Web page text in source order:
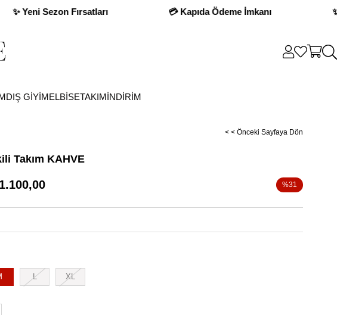
Sezon Fırsatları 💳 Kapıda Ödeme İmkanı ✨ Yeni
DIŞ GİYİMELBİSETAKIMİNDİRİM
< < Önceki Sayfaya Dön
Takım KAHVE
%31
L XL